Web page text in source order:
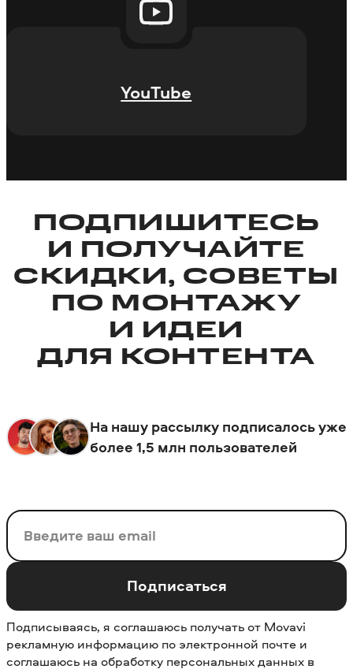
YouTube
ПОДПИШИТЕСЬ
И ПОЛУЧАЙТЕ
СКИДКИ, СОВЕТЫ
ПО МОНТАЖУ
И ИДЕИ
ДЛЯ КОНТЕНТА
На нашу рассылку подписалось уже
более 1,5 млн пользователей
Ваш email
Подписаться
Подписываясь, я соглашаюсь получать от Movavi
рекламную информацию по электронной почте и
соглашаюсь на обработку персональных данных в